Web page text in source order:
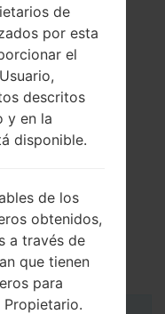
de
por esta
el
descritos
y en la
disponible.
de los
obtenidos,
a través de
que tienen
para